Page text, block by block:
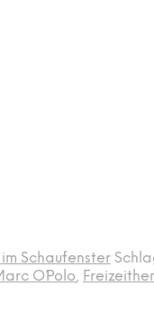
Schaufenster
O´Polo,